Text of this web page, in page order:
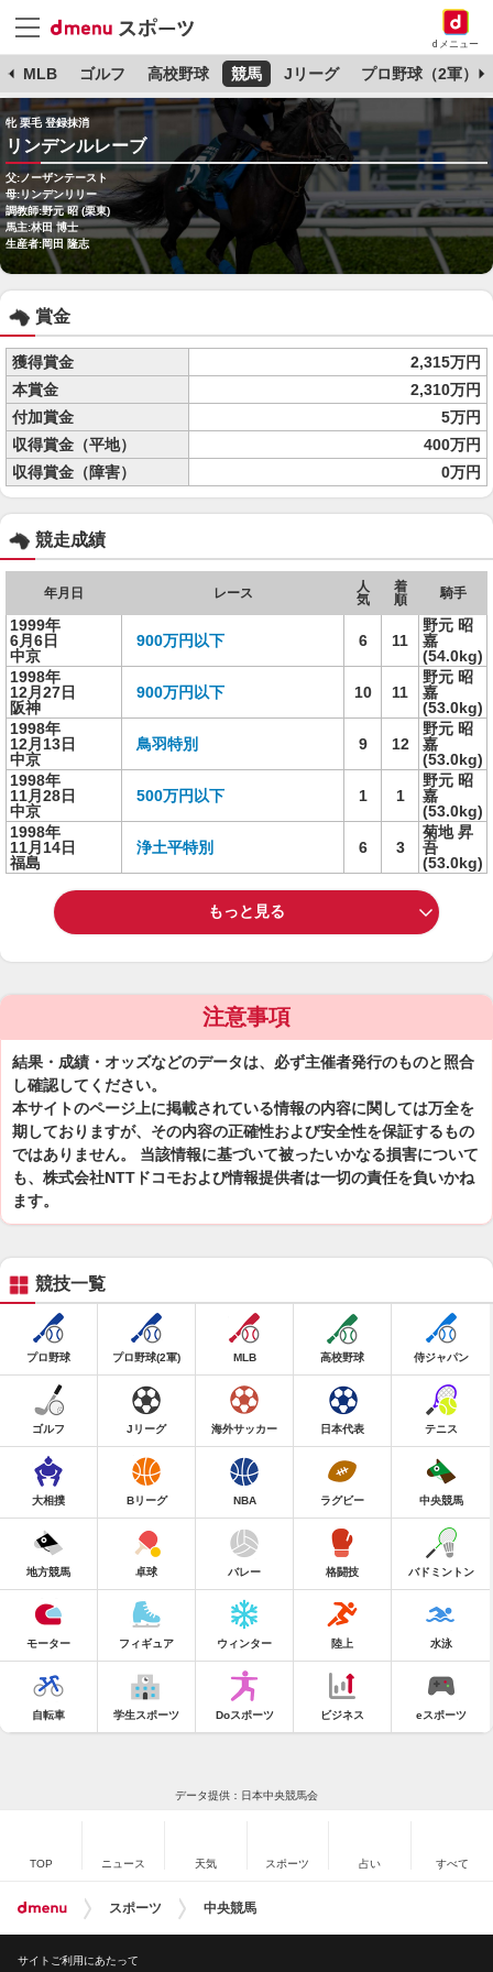
dメニュー
MLB ゴルフ 高校野球 競馬 Jリーグ プロ野球（2軍）
牝 栗毛 登録抹消
リンデンルレーブ
父:ノーザンテースト
母:リンデンリリー
調教師:野元 昭 (栗東)
馬主:林田 博士
生産者:岡田 隆志
賞金
獲得賞金
2,315万円
本賞金
2,310万円
付加賞金
5万円
収得賞金（平地）
400万円
収得賞金（障害）
0万円
競走成績
年月日 レース
人
気
着
順
騎手
1999年
6月6日
中京
900万円以下 6 11
野元 昭
嘉
(54.0kg)
1998年
12月27日
阪神
900万円以下 10 11
野元 昭
嘉
(53.0kg)
1998年
12月13日
中京
鳥羽特別 9 12
野元 昭
嘉
(53.0kg)
1998年
11月28日
中京
500万円以下 1 1
野元 昭
嘉
(53.0kg)
1998年
11月14日
福島
浄土平特別 6 3
菊地 昇
吾
(53.0kg)
もっと見る
注意事項
結果・成績・オッズなどのデータは、必ず主催者発行のものと照合
し確認してください。
本サイトのページ上に掲載されている情報の内容に関しては万全を
期しておりますが、その内容の正確性および安全性を保証するもの
ではありません。 当該情報に基づいて被ったいかなる損害について
も、株式会社NTTドコモおよび情報提供者は一切の責任を負いかね
ます。
競技一覧
プロ野球 プロ野球(2軍) MLB 高校野球 侍ジャパン
ゴルフ Jリーグ 海外サッカー 日本代表 テニス
大相撲 Bリーグ NBA ラグビー 中央競馬
地方競馬 卓球 バレー 格闘技 バドミントン
モーター フィギュア ウィンター 陸上 水泳
自転車 学生スポーツ Doスポーツ ビジネス eスポーツ
データ提供：日本中央競馬会
TOP ニュース 天気 スポーツ 占い すべて
スポーツ 中央競馬
サイトご利用にあたって